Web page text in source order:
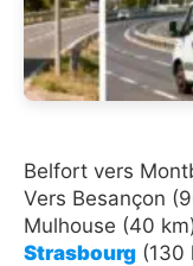
Belfort vers
Vers Besançon
Mulhouse (40
Strasbourg (130